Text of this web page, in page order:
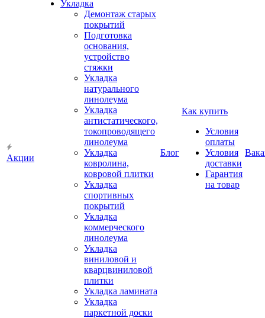
Акции
Укладка
Демонтаж старых
покрытий
Подготовка
основания,
устройство
стяжки
Укладка
натурального
линолеума
Укладка
антистатического,
токопроводящего
линолеума
Укладка
ковролина,
ковровой плитки
Укладка
спортивных
покрытий
Укладка
коммерческого
линолеума
Укладка
виниловой и
кварцвиниловой
плитки
Укладка ламината
Укладка
паркетной доски
Блог
Как купить
Условия
оплаты
Условия
доставки
Гарантия
на товар